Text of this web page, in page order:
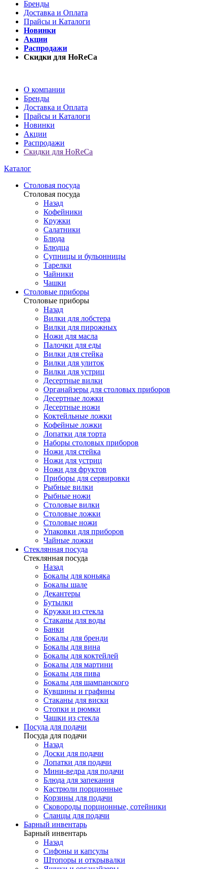
Бренды
Доставка и Оплата
Прайсы и Каталоги
Новинки
Акции
Распродажи
Скидки для HoReCa
О компании
Бренды
Доставка и Оплата
Прайсы и Каталоги
Новинки
Акции
Распродажи
Скидки для HoReCa
Каталог
Столовая посуда
Столовая посуда
Назад
Кофейники
Кружки
Салатники
Блюда
Блюдца
Супницы и бульонницы
Тарелки
Чайники
Чашки
Cтоловые приборы
Cтоловые приборы
Назад
Вилки для лобстера
Вилки для пирожных
Ножи для масла
Палочки для еды
Вилки для стейка
Вилки для улиток
Вилки для устриц
Десертные вилки
Органайзеры для столовых приборов
Десертные ложки
Десертные ножи
Коктейльные ложки
Кофейные ложки
Лопатки для торта
Наборы столовых приборов
Ножи для стейка
Ножи для устриц
Ножи для фруктов
Приборы для сервировки
Рыбные вилки
Рыбные ножи
Столовые вилки
Столовые ложки
Столовые ножи
Упаковки для приборов
Чайные ложки
Стеклянная посуда
Стеклянная посуда
Назад
Бокалы для коньяка
Бокалы шале
Декантеры
Бутылки
Кружки из стекла
Стаканы для воды
Банки
Бокалы для бренди
Бокалы для вина
Бокалы для коктейлей
Бокалы для мартини
Бокалы для пива
Бокалы для шампанского
Кувшины и графины
Стаканы для виски
Стопки и рюмки
Чашки из стекла
Посуда для подачи
Посуда для подачи
Назад
Доски для подачи
Лопатки для подачи
Мини-ведра для подачи
Блюда для запекания
Кастрюли порционные
Корзины для подачи
Сковороды порционные, сотейники
Сланцы для подачи
Барный инвентарь
Барный инвентарь
Назад
Сифоны и капсулы
Штопоры и открывалки